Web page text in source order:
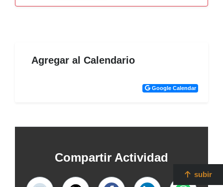
Agregar al Calendario
Google Calendar
Compartir Actividad
subir